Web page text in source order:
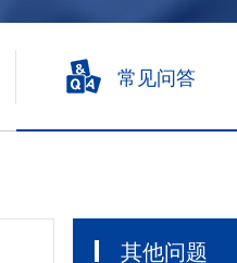
开目浏览器 KMVue
尧创CAD YaoCCAD
常见问答
其他问题